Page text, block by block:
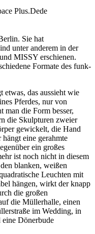
Plus.Dede
Sie hat
unter anderem in der
MISSY erschienen.
Formate des funk-
etwas, das aussieht wie
Pferdes, nur von
man die Form besser,
die Skulpturen zweier
gewickelt, die Hand
eine gerahmte
ein großes
ist noch nicht in diesem
blanken, weißen
Leuchten mit
hängen, wirkt der knapp
die großen
die Müllerhalle, einen
im Wedding, in
Dönerbude